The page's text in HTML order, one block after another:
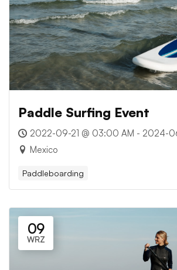
Paddle Surfing Event
2022-09-21 @ 03:00 AM - 2024-
Mexico
Paddleboarding
09
WRZ